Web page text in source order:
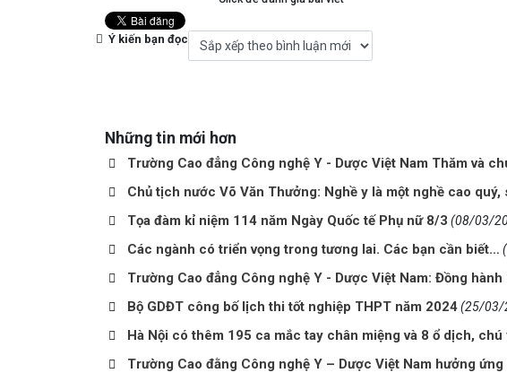
Ý kiến bạn đọc
Những tin mới hơn
Trường Cao đẳng Công nghệ Y - Dược Việt Nam Thăm và
Chủ tịch nước Võ Văn Thưởng: Nghề y là một nghề cao
Tọa đàm kỉ niệm 114 năm Ngày Quốc tế Phụ nữ 8/3 (08/03/
Các ngành có triển vọng trong tương lai. Các bạn cần biết…
Trường Cao đẳng Công nghệ Y - Dược Việt Nam: Đồng
Bộ GDĐT công bố lịch thi tốt nghiệp THPT năm 2024(25/03/
Hà Nội có thêm 195 ca mắc tay chân miệng và 8 ổ dịch,
Trường Cao đằng Công nghệ Y – Dược Việt Nam hưởng ứng